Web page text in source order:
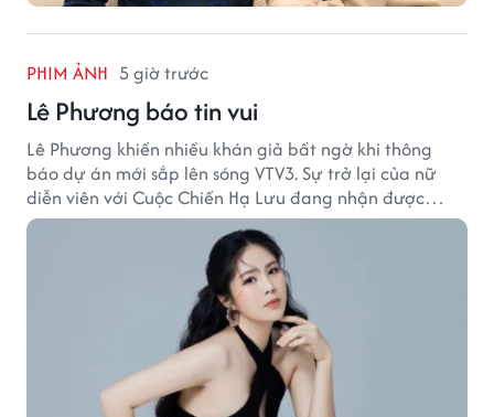
PHIM ẢNH 5 giờ trước
Lê Phương báo tin vui
Lê Phương khiến nhiều khán giả bất ngờ khi thông
báo dự án mới sắp lên sóng VTV3. Sự trở lại của nữ
diễn viên với Cuộc Chiến Hạ Lưu đang nhận được
nhiều sự quan tâm.